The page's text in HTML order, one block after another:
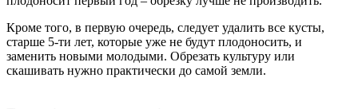
Кроме того, в первую очередь, следует удалить все кусты,
старше 5-ти лет, которые уже не будут плодоносить, и
заменить новыми молодыми. Обрезать культуру или
скашивать нужно практически до самой земли.